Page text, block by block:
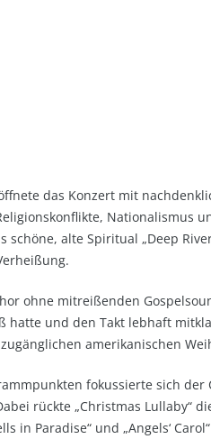
das Konzert mit
Nationalismus
schöne, alte Spiritual „Deep
ohne mitreißenden
hatte und den Takt lebhaft
amerikanischen
fokussierte sich
rückte „Christmas Lullaby“
in Paradise“ und „Angels‘